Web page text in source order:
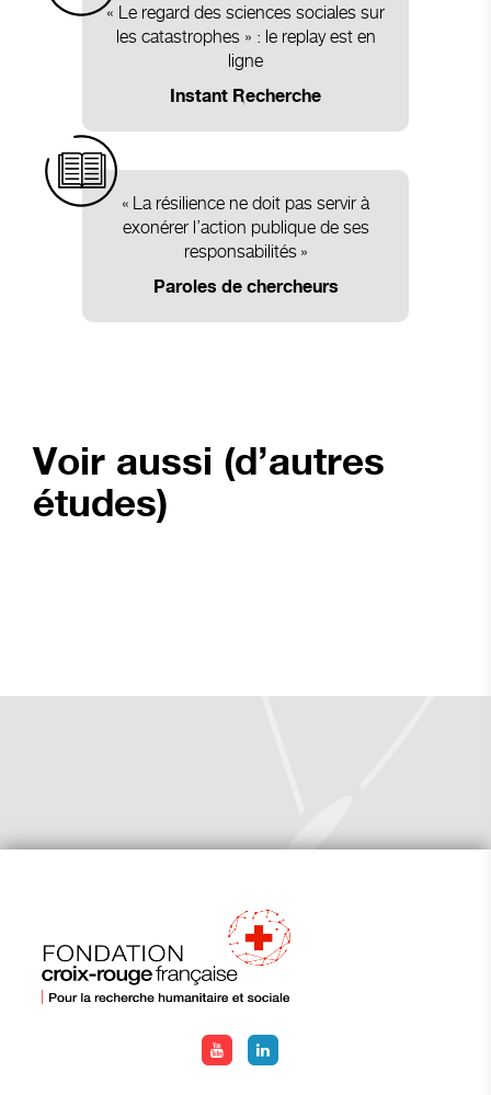
« Le regard des sciences sociales sur
les catastrophes » : le replay est en
ligne
Instant Recherche
« La résilience ne doit pas servir à
exonérer l’action publique de ses
responsabilités »
Paroles de chercheurs
Voir aussi (d’autres
études)